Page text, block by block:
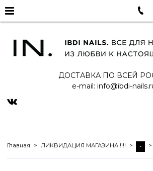
ДОСТАВКА ПО ВСЕЙ
e-mail: info@ibdi-
Главная ЛИКВИДАЦИЯ МАГАЗИНА !!!! -